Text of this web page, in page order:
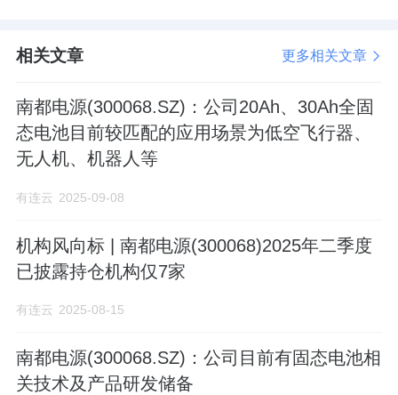
相关文章 更多相关文章
南都电源(300068.SZ)：公司20Ah、30Ah全固
态电池目前较匹配的应用场景为低空飞行器、
无人机、机器人等
有连云 2025-09-08
机构风向标 | 南都电源(300068)2025年二季度
已披露持仓机构仅7家
有连云 2025-08-15
南都电源(300068.SZ)：公司目前有固态电池相
关技术及产品研发储备